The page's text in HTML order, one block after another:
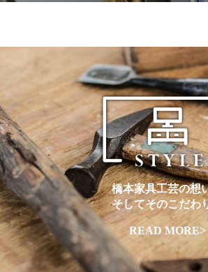
橋本家具工芸の想
そしてそのこだわ
READ MORE>